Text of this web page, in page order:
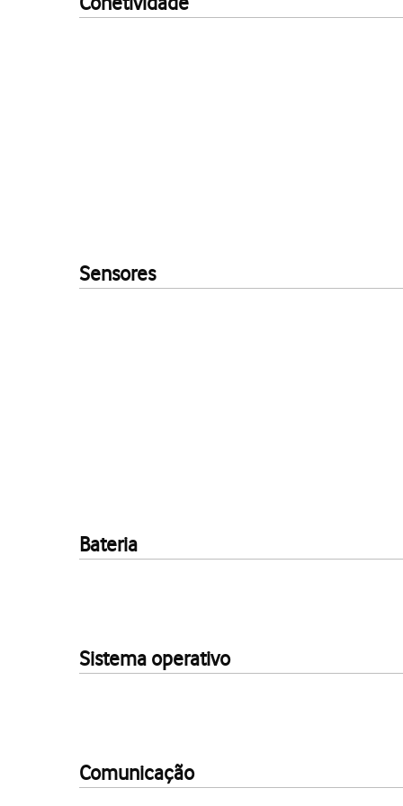
Sensores
Bateria
Sistema operativo
Comunicação